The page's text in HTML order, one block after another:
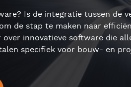
Is de integratie tussen de
de stap te maken naar
over innovatieve software die
specifiek voor bouw- en